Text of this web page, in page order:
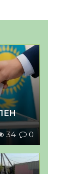
34 0